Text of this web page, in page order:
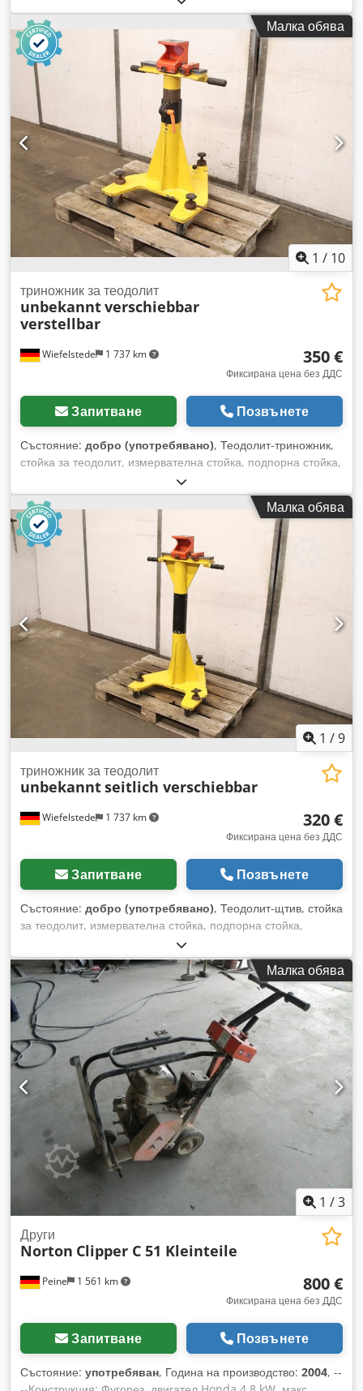
Малка обява
1 / 10
Wiefelstede 1 737 km
триножник за теодолит
unbekanntverschiebbar
verstellbar
350 €
Фиксирана цена без ДДС
Запитване Позвънете
Състояние: добро (употребявано), Теодолит-триножник,
стойка за теодолит, измервателна стойка, подпорна стойка,
монтажна стойка, стоманена стойка -Триножник: за
теодолит, масивна конструкция, странично регулируем
-Регулируема височина: 1005-1420 мм -Платформа: 125 x
125 мм, отвор за закрепване Ø 34,5/20 мм -Брой: 1 бр.
триножник в наличност -Размери при транспортиране:
700/610/В1005 мм Dedpfxezrc Ixs Abrjck -Тегло: 89 кг
Малка обява
1 /9
Wiefelstede 1 737 km
триножник за теодолит
unbekanntseitlich verschiebbar
320 €
Фиксирана цена без ДДС
Запитване Позвънете
Състояние: добро (употребявано), Теодолит-щтив, стойка
за теодолит, измервателна стойка, подпорна стойка,
монтажна стойка, стоманена стойка -Щтив: за теодолит,
масивна конструкция, странично регулируем -Регулируема
височина: 1005-1420 мм -Платформа: 120 x 120 мм, отвор
за захващане Ø 34,5/20 мм -Брой: 1 бр. щтив -Размери при
транспортиране: 720/600/В1285 мм -Тегло: 101 кг
Dodpezrc Irefx Abrsck
Малка обява
1 /3
Peine 1 561 km
Други
Norton Clipper C 51 Kleinteile
800 €
Фиксирана цена без ДДС
Запитване Позвънете
Състояние: употребяван, Година на производство: 2004, --